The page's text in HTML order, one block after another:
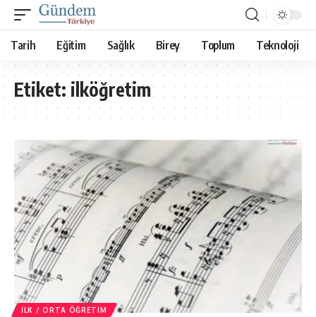
Tarih Eğitim Sağlık Birey Toplum Teknoloji
Etiket:ilköğretim
İLK / ORTA ÖĞRETIM